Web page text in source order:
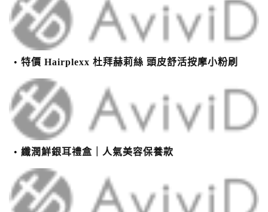
特價 Hairplexx 杜拜赫莉絲 頭皮舒活按摩小粉刷
纖潤鮮銀耳禮盒｜人氣美容保養款